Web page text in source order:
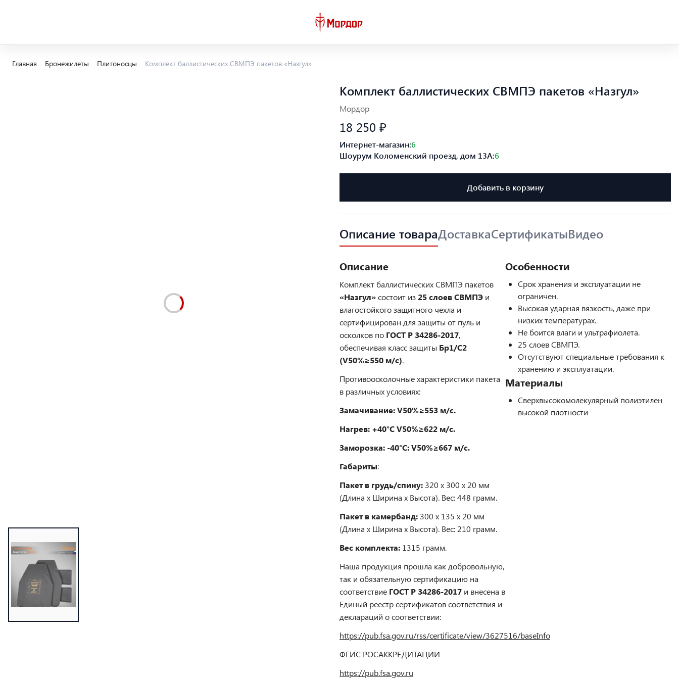
Главная Бронежилеты Плитоносцы Комплект баллистических СВМПЭ пакетов «Назгул»
Комплект баллистических СВМПЭ пакетов «Назгул»
Мордор
18 250 ₽
Интернет-магазин:6
Шоурум Коломенский проезд, дом 13А:6
Добавить в корзину
Описание товараДоставкаСертификатыВидео
Описание
Комплект баллистических СВМПЭ пакетов
«Назгул»состоит из25 слоев СВМПЭ и
влагостойкого защитного чехла и
сертифицирован для защиты от пуль и
осколков по ГОСТ Р 34286-2017,
обеспечивая класс защиты Бр1/С2
(V50%≥550 м/с).
Противоосколочные характеристики пакета
в различных условиях:
Замачивание: V50%≥553 м/с.
Нагрев: +40°C V50%≥622 м/с.
Заморозка: -40°C: V50%≥667 м/с.
Габариты:
Пакет в грудь/спину: 320 х 300 х 20 мм
(Длина х Ширина х Высота). Вес: 448 грамм.
Пакет в камербанд: 300 х 135 х 20 мм
(Длина х Ширина х Высота). Вес: 210 грамм.
Вес комплекта: 1315 грамм.
Наша продукция прошла как добровольную,
так и обязательную сертификацию на
соответствие ГОСТ Р 34286-2017 и внесена в
Единый реестр сертификатов соответствия и
деклараций о соответствии:
https://pub.fsa.gov.ru/rss/certificate/view/3627516/baseInfo
ФГИС РОСАККРЕДИТАЦИИ
https://pub.fsa.gov.ru
Особенности
Срок хранения и эксплуатации не
ограничен.
Высокая ударная вязкость, даже при
низких температурах.
Не боится влаги и ультрафиолета.
25 слоев СВМПЭ.
Отсутствуют специальные требования к
хранению и эксплуатации.
Материалы
Сверхвысокомолекулярный полиэтилен
высокой плотности